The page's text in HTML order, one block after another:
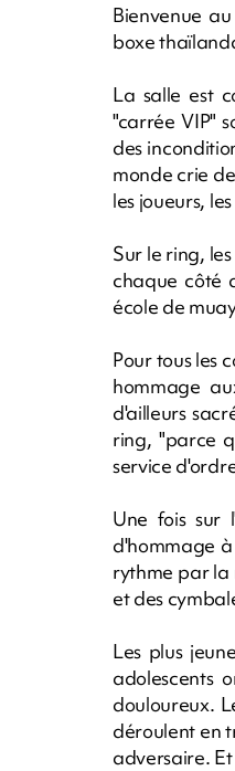
Bienvenue
boxe
La salle est
"carrée VIP"
des
monde crie
les joueurs,
Sur le ring,
chaque côté
école de
Pour tous les
hommage
d'ailleurs
ring, "parce
service
Une fois sur
d'hommage
rythme par la
et des
Les plus
adolescents
douloureux.
déroulent en
adversaire.